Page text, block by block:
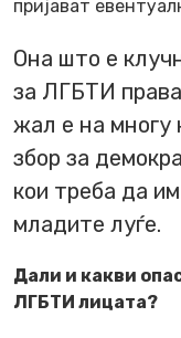
пријават
Она што е
за ЛГБТИ
жал е на многу
збор за
кои треба да
младите луѓе.
Дали и какви
ЛГБТИ лицата?